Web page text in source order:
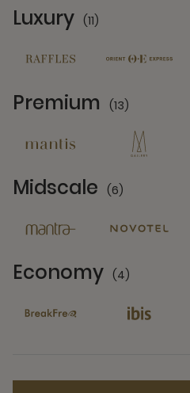
Luxury (11)
Premium (13)
Midscale (6)
Economy (4)